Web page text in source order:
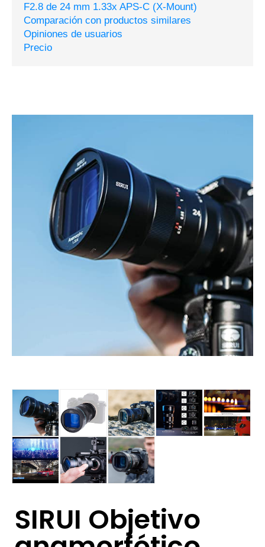
F2.8 de 24 mm 1.33x APS-C (X-Mount)
Comparación con productos similares
Opiniones de usuarios
Precio
SIRUI Objetivo